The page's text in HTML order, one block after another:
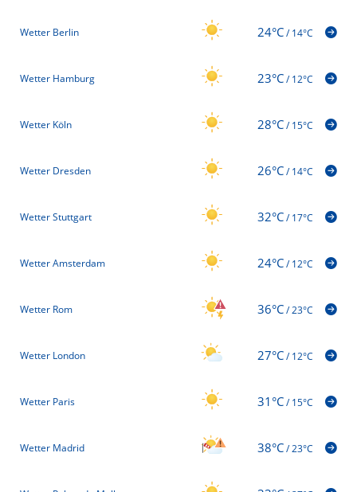
Wetter Berlin 24°C/14°C
Wetter Hamburg 23°C/12°C
Wetter Köln 28°C/15°C
Wetter Dresden 26°C/14°C
Wetter Stuttgart 32°C/17°C
Wetter Amsterdam 24°C/12°C
Wetter Rom 36°C/23°C
Wetter London 27°C/12°C
Wetter Paris 31°C/15°C
Wetter Madrid 38°C/23°C